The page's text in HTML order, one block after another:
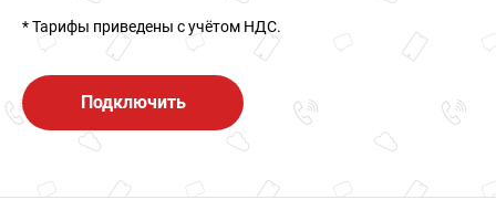
* Тарифы приведены c учётом НДС.
Подключить